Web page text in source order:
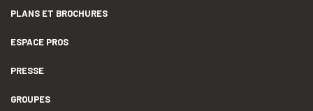
PLANS ET BROCHURES
ESPACE PROS
PRESSE
GROUPES